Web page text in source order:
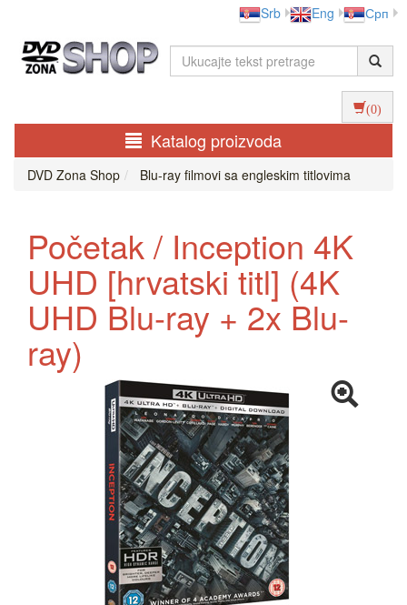
Srb Eng Срп
(0)
Katalog proizvoda
DVD Zona Shop Blu-ray filmovi sa engleskim titlovima
Početak / Inception 4K
UHD [hrvatski titl] (4K
UHD Blu-ray + 2x Blu-
ray)